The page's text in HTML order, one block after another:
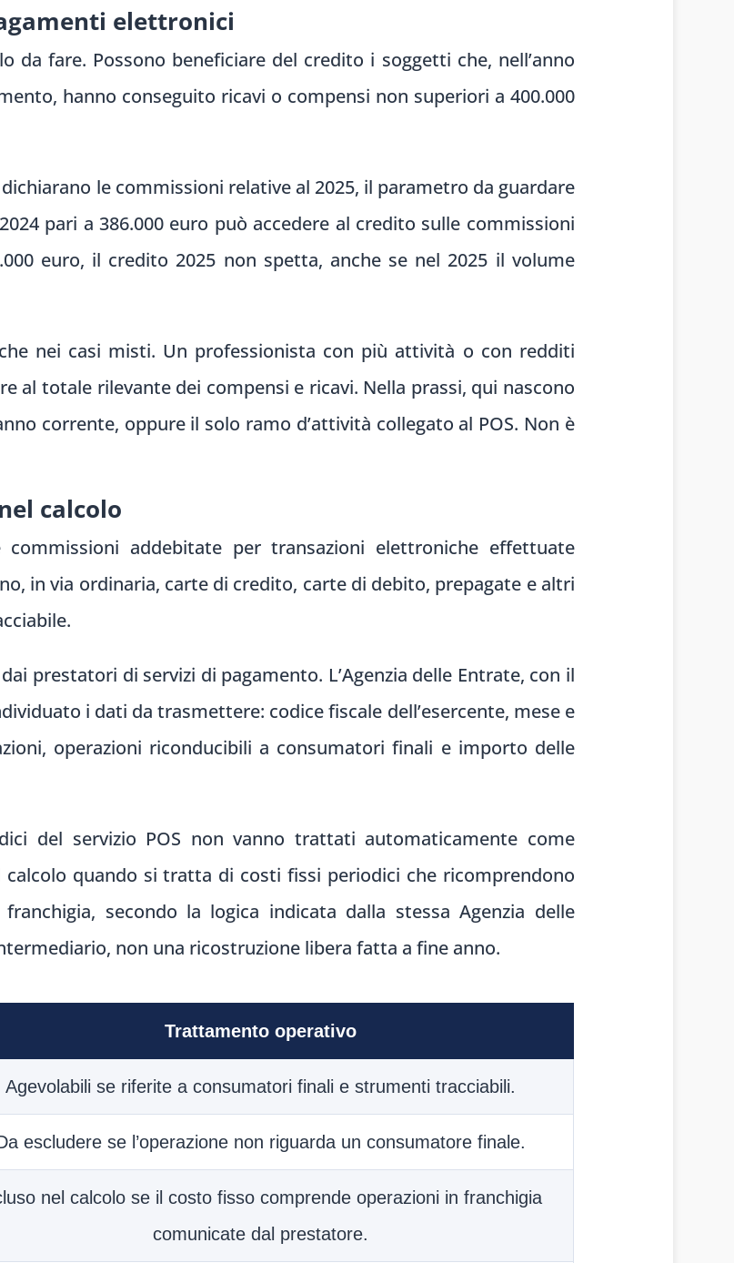
elettronici
da fare. Possono beneficiare del credito i soggetti che, nell’anno
hanno conseguito ricavi o compensi non superiori a 400.000
le commissioni relative al 2025, il parametro da guardare
pari a 386.000 euro può accedere al credito sulle commissioni
euro, il credito 2025 non spetta, anche se nel 2025 il volume
nei casi misti. Un professionista con più attività o con redditi
al totale rilevante dei compensi e ricavi. Nella prassi, qui nascono
corrente, oppure il solo ramo d’attività collegato al POS. Non è
calcolo
addebitate per transazioni elettroniche effettuate
in via ordinaria, carte di credito, carte di debito, prepagate e altri
prestatori di servizi di pagamento. L’Agenzia delle Entrate, con il
i dati da trasmettere: codice fiscale dell’esercente, mese e
operazioni riconducibili a consumatori finali e importo delle
del servizio POS non vanno trattati automaticamente come
quando si tratta di costi fissi periodici che ricomprendono
secondo la logica indicata dalla stessa Agenzia delle
non una ricostruzione libera fatta a fine anno.
Trattamento operativo
Agevolabili se riferite a consumatori finali e strumenti tracciabili.
escludere se l’operazione non riguarda un consumatore finale.
nel calcolo se il costo fisso comprende operazioni in franchigia
comunicate dal prestatore.